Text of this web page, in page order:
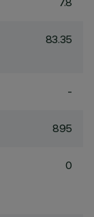
83.35
-
895
0